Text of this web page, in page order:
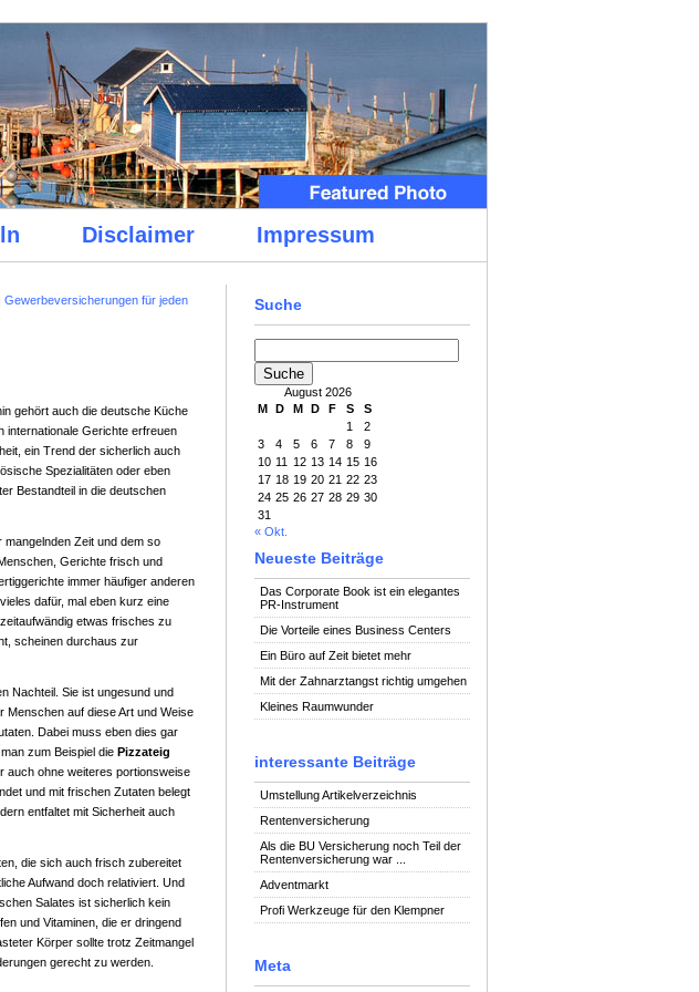
Disclaimer Impressum
Suche
August 2026
M D M D F S
S
1
2
3
4 5 6 7 8
9
10 11 12 13 14 15 16
17 18 19 20 21 22 23
24 25 26 27 28 29 30
31
« Okt.
Neueste Beiträge
Das Corporate Book ist ein elegantes
PR-Instrument
Die Vorteile eines Business Centers
Ein Büro auf Zeit bietet mehr
Mit der Zahnarztangst richtig umgehen
Kleines Raumwunder
interessante Beiträge
Umstellung Artikelverzeichnis
Rentenversicherung
Als die BU Versicherung noch Teil der
Rentenversicherung war ...
Adventmarkt
Profi Werkzeuge für den Klempner
Meta
Gewerbeversicherungen für jeden
gehört auch die deutsche Küche
internationale Gerichte erfreuen
ein Trend der sicherlich auch
Spezialitäten oder eben
Bestandteil in die deutschen
Zeit und dem so
Gerichte frisch und
immer häufiger anderen
dafür, mal eben kurz eine
etwas frisches zu
scheinen durchaus zur
Nachteil. Sie ist ungesund und
Menschen auf diese Art und Weise
Dabei muss eben dies gar
zum Beispiel die Pizzateig
auch ohne weiteres portionsweise
und mit frischen Zutaten belegt
entfaltet mit Sicherheit auch
die sich auch frisch zubereitet
Aufwand doch relativiert. Und
Salates ist sicherlich kein
und Vitaminen, die er dringend
Körper sollte trotz Zeitmangel
gerecht zu werden.